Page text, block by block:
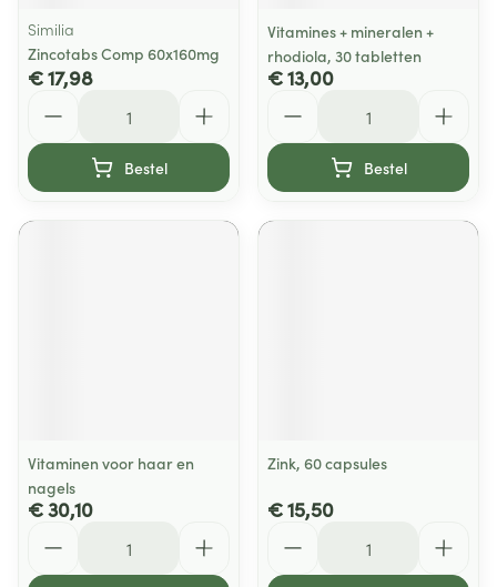
Similia
Zincotabs Comp 60x160mg
€ 17,98
Bestel
Vitamines + mineralen +
rhodiola, 30 tabletten
€ 13,00
Bestel
Vitaminen voor haar en
nagels
€ 30,10
Zink, 60 capsules
€ 15,50